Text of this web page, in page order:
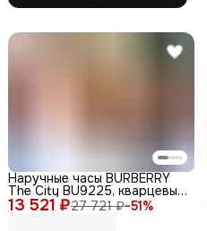
13 521 ₽27 721 ₽−51%
Наручные часы BURBERRY
The City BU9225, кварцевые,
бесшумный механизм